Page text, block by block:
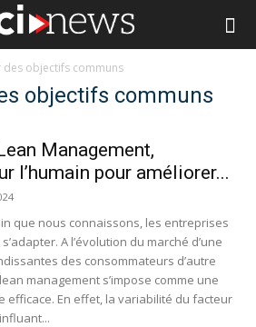
des objectifs communs
objectifs communs
Management,
l’humain pour améliorer...
que nous connaissons, les entreprises
A l’évolution du marché d’une
des consommateurs d’autre
management s’impose comme une
efficace. En effet, la variabilité du facteur